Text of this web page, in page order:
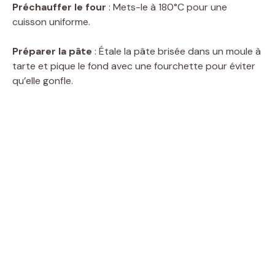
Préchauffer le four : Mets-le à 180°C pour une
cuisson uniforme.
Préparer la pâte : Étale la pâte brisée dans un moule à
tarte et pique le fond avec une fourchette pour éviter
qu’elle gonfle.